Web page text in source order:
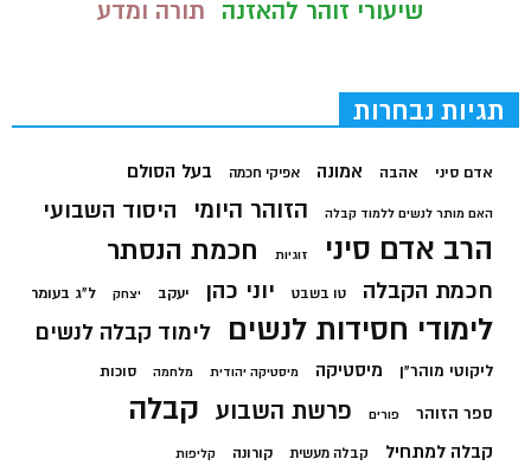
שיעורי זוהר להאזנה
תורה ומדע
תגיות נבחרות
אדם סיני אהבה אמונה אפיקי חכמה בעל הסולם
האם מותר לנשים ללמוד קבלה הזוהר היומי היסוד השבועי
הרב אדם סיני זוגיות חכמת הנסתר
חכמת הקבלה טו בשבט יוני כהן יעקב יצחק ל"ג בעומר
לימודי חסידות לנשים לימוד קבלה לנשים
ליקוטי מוהר"ן מיסטיקה מיסטיקה יהודית מלחמה סוכות
ספר הזוהר פורים פרשת השבוע קבלה
קבלה למתחיל קבלה מעשית קורונה קליפות